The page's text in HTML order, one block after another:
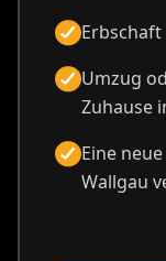
Umzug
Zuhause
Eine
Wallgau